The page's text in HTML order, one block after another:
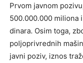
Prvom javnom
500.000.000 miliona
dinara. Osim toga,
poljoprivrednih
javni poziv, iznos